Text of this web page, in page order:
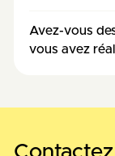
Avez-vous
vous avez